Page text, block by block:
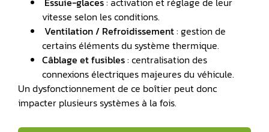
vitesse selon les conditions.
Ventilation / Refroidissement: gestion de
certains éléments du système thermique.
Câblage et fusibles: centralisation des
connexions électriques majeures du véhicule.
Un dysfonctionnement de ce boîtier peut donc
impacter plusieurs systèmes à la fois.